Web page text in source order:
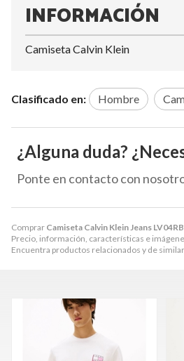
Comprar Camiseta Calvin Klein Jeans
Precio, información, características e
Encuentra productos relacionados y de
INFORMACIÓN
Camiseta Calvin Klein
Clasificado en: Hombre
¿Alguna duda?
Ponte en contacto con